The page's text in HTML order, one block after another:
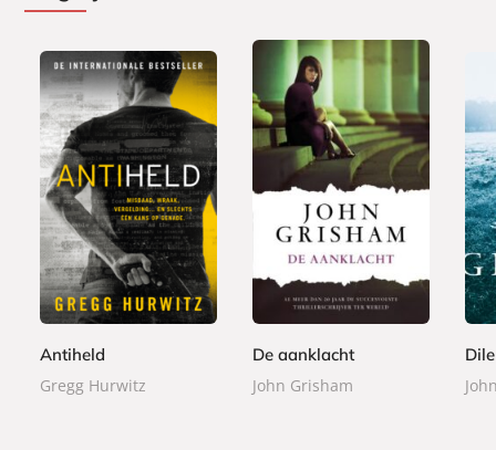
Antiheld
Gregg Hurwitz
De aanklacht
John Grisham